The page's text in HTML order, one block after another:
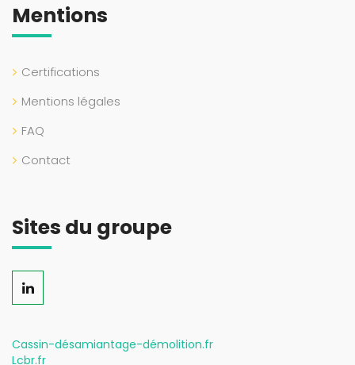
Mentions
Certifications
Mentions légales
FAQ
Contact
Sites du groupe
Cassin-désamiantage-démolition.fr
Lcbr.fr